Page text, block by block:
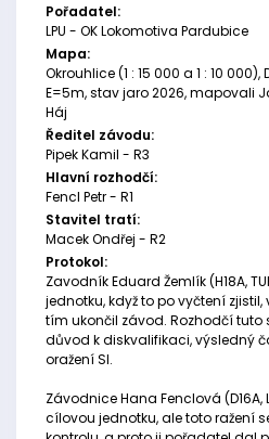
Pořadatel:
LPU - OK Lokomotiva Pardubice
Mapa:
Okrouhlice (1 : 15 000 a 1 : 10 000),
E=5m, stav jaro 2026, mapovali
Háj
Ředitel závodu:
Pipek Kamil - R3
Hlavní rozhodčí:
Fencl Petr - R1
Stavitel tratí:
Macek Ondřej - R2
Protokol:
Zavodník Eduard Žemlík (H18A,
jednotku, když to po vyčtení
tím ukončil závod. Rozhodčí
důvod k diskvalifikaci, výsledný
oražení SI.
Závodnice Hana Fenclová (D16A,
cílovou jednotku, ale toto ražení